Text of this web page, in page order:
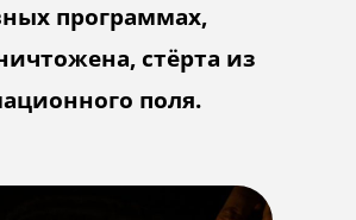
программах,
стёрта из
поля.